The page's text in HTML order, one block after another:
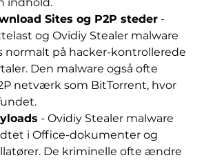
Sites og P2P steder-
og Ovidiy Stealer malware
på hacker-kontrollerede
Den malware også ofte
netværk som BitTorrent, hvor
- Ovidiy Stealer malware
i Office-dokumenter og
De kriminelle ofte ændre